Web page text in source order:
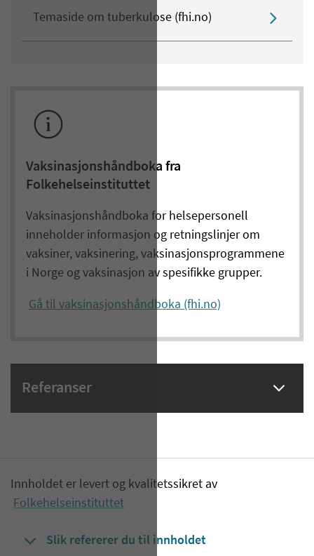
Temaside om tuberkulose (fhi.no)
Vaksinasjonshåndboka fra
Folkehelseinstituttet
Vaksinasjonshåndboka for helsepersonell
inneholder informasjon og retningslinjer om
vaksiner, vaksinering, vaksinasjonsprogrammene
i Norge og vaksinasjon av spesifikke grupper.
Gå til vaksinasjonshåndboka (fhi.no)
Referanser
Innholdet er levert og kvalitetssikret av
Folkehelseinstituttet
Slik refererer du til innholdet